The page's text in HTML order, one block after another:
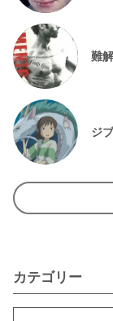
難
ジ
カテゴリー